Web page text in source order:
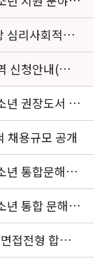
일정 안내
심리사회적응
안내
신청안내(의뢰
년 권장도서 목
참여 이벤트
채용규모 공개
년 통합문해력
선정 결과 발
년 통합 문해력
관 신청 공고
접전형 합격
내